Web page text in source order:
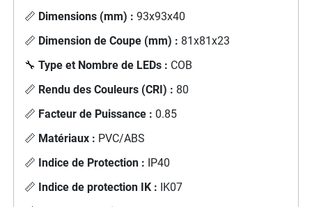
📏 Dimensions (mm) : 93x93x40
📏 Dimension de Coupe (mm) : 81x81x23
🔧 Type et Nombre de LEDs : COB
📏 Rendu des Couleurs (CRI) : 80
📏 Facteur de Puissance : 0.85
📏 Matériaux : PVC/ABS
📏 Indice de Protection : IP40
📏 Indice de protection IK : IK07